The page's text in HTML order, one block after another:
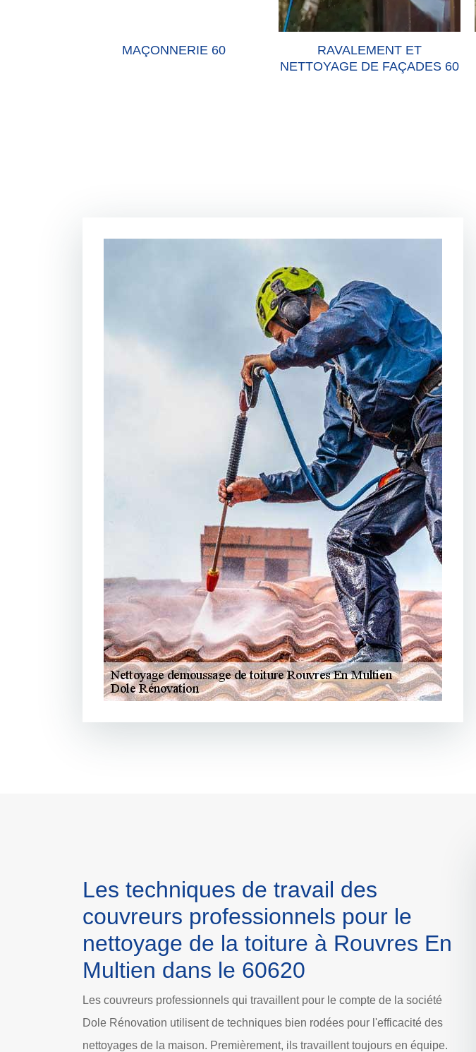
MAÇONNERIE 60
RAVALEMENT ET
NETTOYAGE DE FAÇADES 60
Les techniques de travail des
couvreurs professionnels pour le
nettoyage de la toiture à Rouvres En
Multien dans le 60620
Les couvreurs professionnels qui travaillent pour le compte de la société
Dole Rénovation utilisent de techniques bien rodées pour l'efficacité des
nettoyages de la maison. Premièrement, ils travaillent toujours en équipe.